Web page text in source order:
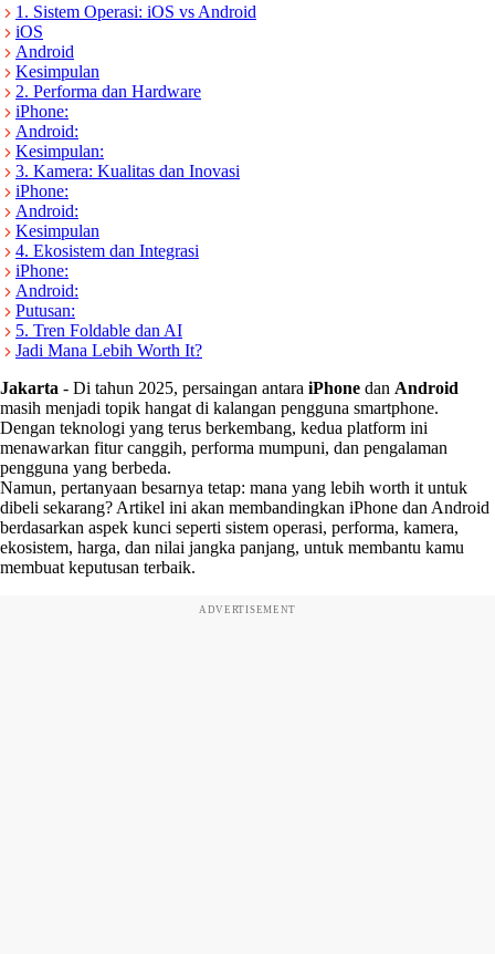
1. Sistem Operasi: iOS vs Android
iOS
Android
Kesimpulan
2. Performa dan Hardware
iPhone:
Android:
Kesimpulan:
3. Kamera: Kualitas dan Inovasi
iPhone:
Android:
Kesimpulan
4. Ekosistem dan Integrasi
iPhone:
Android:
Putusan:
5. Tren Foldable dan AI
Jadi Mana Lebih Worth It?
Jakarta - Di tahun 2025, persaingan antara iPhone dan Android
masih menjadi topik hangat di kalangan pengguna smartphone.
Dengan teknologi yang terus berkembang, kedua platform ini
menawarkan fitur canggih, performa mumpuni, dan pengalaman
pengguna yang berbeda.
Namun, pertanyaan besarnya tetap: mana yang lebih worth it untuk
dibeli sekarang? Artikel ini akan membandingkan iPhone dan Android
berdasarkan aspek kunci seperti sistem operasi, performa, kamera,
ekosistem, harga, dan nilai jangka panjang, untuk membantu kamu
membuat keputusan terbaik.
ADVERTISEMENT